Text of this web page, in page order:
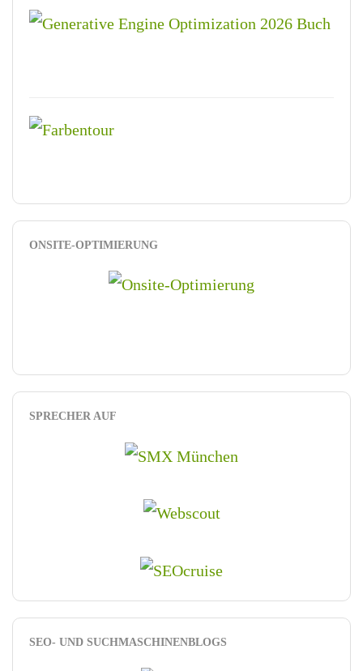
ONSITE-OPTIMIERUNG
SPRECHER AUF
SEO- UND SUCHMASCHINENBLOGS